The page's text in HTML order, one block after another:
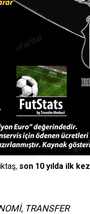
son 10 yılda ilk kez
, TRANSFER